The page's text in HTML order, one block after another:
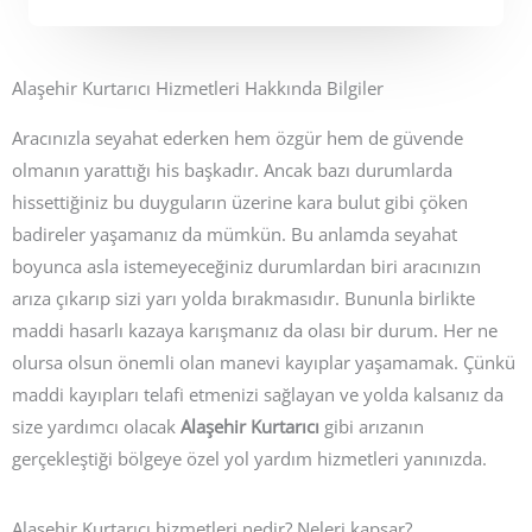
Alaşehir Kurtarıcı Hizmetleri Hakkında Bilgiler
Aracınızla seyahat ederken hem özgür hem de güvende
olmanın yarattığı his başkadır. Ancak bazı durumlarda
hissettiğiniz bu duyguların üzerine kara bulut gibi çöken
badireler yaşamanız da mümkün. Bu anlamda seyahat
boyunca asla istemeyeceğiniz durumlardan biri aracınızın
arıza çıkarıp sizi yarı yolda bırakmasıdır. Bununla birlikte
maddi hasarlı kazaya karışmanız da olası bir durum. Her ne
olursa olsun önemli olan manevi kayıplar yaşamamak. Çünkü
maddi kayıpları telafi etmenizi sağlayan ve yolda kalsanız da
size yardımcı olacak Alaşehir Kurtarıcı gibi arızanın
gerçekleştiği bölgeye özel yol yardım hizmetleri yanınızda.